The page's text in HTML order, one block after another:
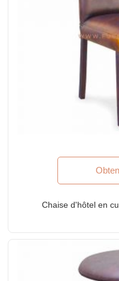
Chaise d'hôtel en